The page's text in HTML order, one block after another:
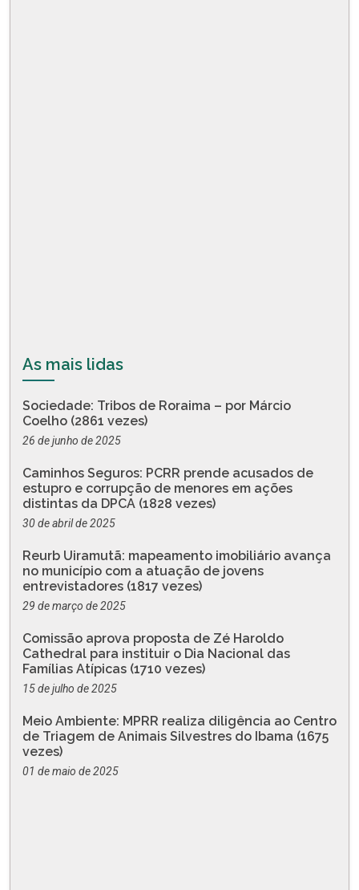
As mais lidas
Sociedade: Tribos de Roraima – por Márcio
Coelho (2861 vezes)
26 de junho de 2025
Caminhos Seguros: PCRR prende acusados de
estupro e corrupção de menores em ações
distintas da DPCA (1828 vezes)
30 de abril de 2025
Reurb Uiramutã: mapeamento imobiliário avança
no município com a atuação de jovens
entrevistadores (1817 vezes)
29 de março de 2025
Comissão aprova proposta de Zé Haroldo
Cathedral para instituir o Dia Nacional das
Famílias Atípicas (1710 vezes)
15 de julho de 2025
Meio Ambiente: MPRR realiza diligência ao Centro
de Triagem de Animais Silvestres do Ibama (1675
vezes)
01 de maio de 2025